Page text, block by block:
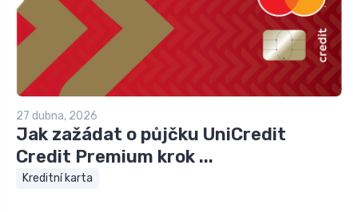
27 dubna, 2026
Jak zažádat o půjčku UniCredit
Credit Premium krok ...
Kreditní karta